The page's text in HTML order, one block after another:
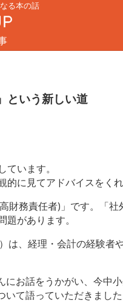
る本の話
という新しい道
います。
に見てアドバイスをく
務責任者)」です。「
があります。
）は、経理・会計の経験
お話をうかがい、今中
て語っていただきました